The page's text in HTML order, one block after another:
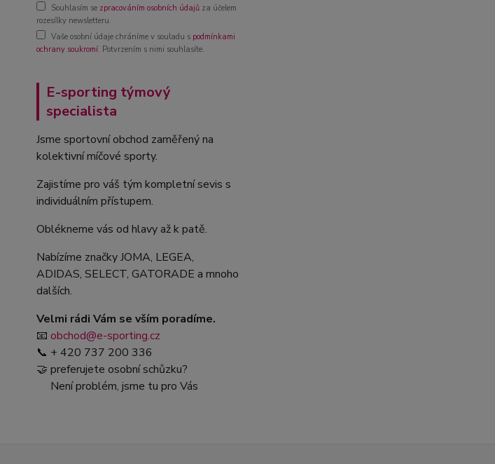
Souhlasím se zpracováním osobních údajů za účelem
rozesílky newsletteru.
Vaše osobní údaje chráníme v souladu s podmínkami
ochrany soukromí. Potvrzením s nimi souhlasíte.
E-sporting týmový
specialista
Jsme sportovní obchod zaměřený na
kolektivní míčové sporty.
Zajistíme pro váš tým kompletní sevis s
individuálním přístupem.
Oblékneme vás od hlavy až k patě.
Nabízíme značky JOMA, LEGEA,
ADIDAS, SELECT, GATORADE a mnoho
dalších.
Velmi rádi Vám se vším poradíme.
📧 obchod@e-sporting.cz
📞 + 420 737 200 336
🤝 preferujete osobní schůzku?
Není problém, jsme tu pro Vás